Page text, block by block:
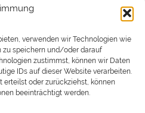
verwenden wir Technologien wie
zu speichern und/oder darauf
zustimmst, können wir Daten
IDs auf dieser Website verarbeiten.
oder zurückziehst, können
beeinträchtigt werden.